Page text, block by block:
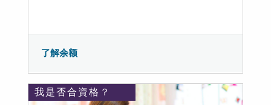
了解余额
我是否合資格？